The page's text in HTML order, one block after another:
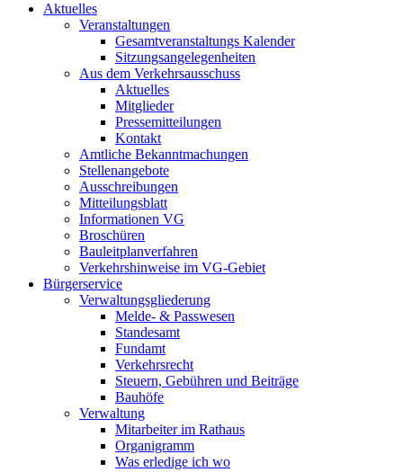
Aktuelles
Veranstaltungen
Gesamtveranstaltungs Kalender
Sitzungsangelegenheiten
Aus dem Verkehrsausschuss
Aktuelles
Mitglieder
Pressemitteilungen
Kontakt
Amtliche Bekanntmachungen
Stellenangebote
Ausschreibungen
Mitteilungsblatt
Informationen VG
Broschüren
Bauleitplanverfahren
Verkehrshinweise im VG-Gebiet
Bürgerservice
Verwaltungsgliederung
Melde- & Passwesen
Standesamt
Fundamt
Verkehrsrecht
Steuern, Gebühren und Beiträge
Bauhöfe
Verwaltung
Mitarbeiter im Rathaus
Organigramm
Was erledige ich wo